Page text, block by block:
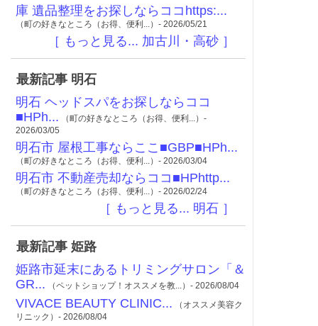
庫 遺品整理をお探しならココhttps:...
（町の好きなところ（お得、便利...）- 2026/05/21
［ もっと見る... 加古川・高砂 ］
最新記事 明石
明石 ヘッドスパをお探しならココ
■HPh... （町の好きなところ（お得、便利...）-
2026/03/05
明石市 屋根工事ならここ■GBP■HPh...
（町の好きなところ（お得、便利...）- 2026/03/04
明石市 不動産売却ならココ■HPhttp...
（町の好きなところ（お得、便利...）- 2026/02/24
［ もっと見る... 明石 ］
最新記事 姫路
姫路市延末にあるトリミングサロン「＆
GR... （ペットショップ！オススメを教...）- 2026/08/04
VIVACE BEAUTY CLINIC... （オススメ美容ク
リニック）- 2026/08/04